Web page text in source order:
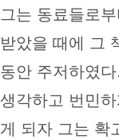
그는 동료들로
받았을 때에 그
동안 주저하였
생각하고 번민
게 되자 그는 확